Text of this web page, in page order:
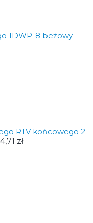
1DWP-8 beżowy
RTV końcowego 2
zł